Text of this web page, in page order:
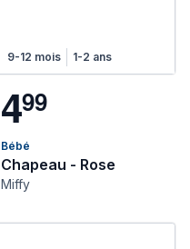
9-12 mois 1-2 ans
499
Bébé
Chapeau - Rose
Miffy